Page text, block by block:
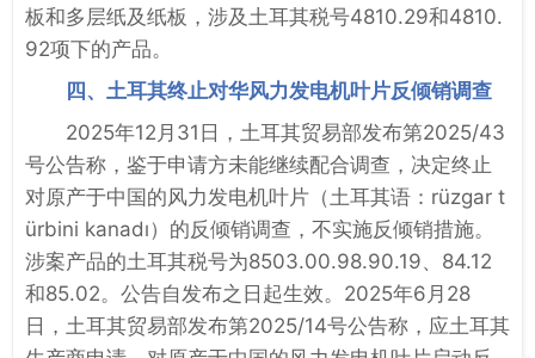
板和多层纸及纸板，涉及土耳其税号4810.29和4810.
92项下的产品。
四、土耳其终止对华风力发电机叶片反倾销调查
2025年12月31日，土耳其贸易部发布第2025/43
号公告称，鉴于申请方未能继续配合调查，决定终止
对原产于中国的风力发电机叶片（土耳其语：rüzgar t
ürbini kanadı）的反倾销调查，不实施反倾销措施。
涉案产品的土耳其税号为8503.00.98.90.19、84.12
和85.02。公告自发布之日起生效。2025年6月28
日，土耳其贸易部发布第2025/14号公告称，应土耳其